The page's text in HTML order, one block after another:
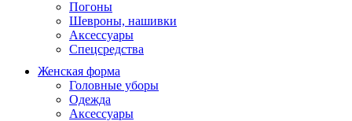
Погоны
Шевроны, нашивки
Аксессуары
Спецсредства
Женская форма
Головные уборы
Одежда
Аксессуары